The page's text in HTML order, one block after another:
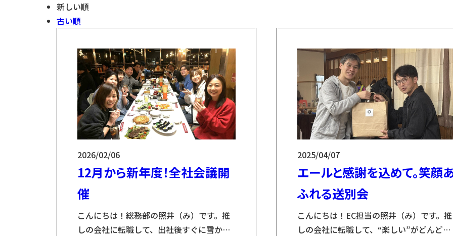
電動小型搬出機 山猫
新しい順
古い順
2026/02/06
12月から新年度！全社会議開
催
こんにちは！総務部の照井（み）です。推
しの会社に転職して、出社後すぐに雪かき
2025/04/07
エールと感謝を込めて。笑顔
ふれる送別会
こんにちは！EC担当の照井（み）です。推
しの会社に転職して、“楽しい”がどんどん